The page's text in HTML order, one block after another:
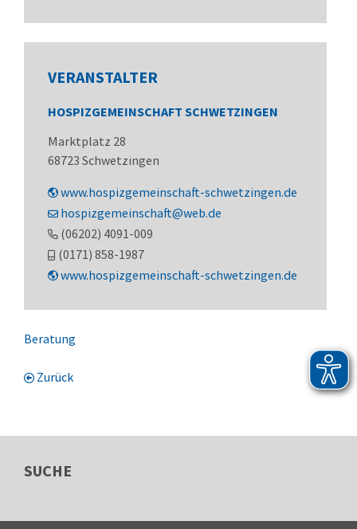
VERANSTALTER
HOSPIZGEMEINSCHAFT SCHWETZINGEN
Marktplatz 28
68723 Schwetzingen
www.hospizgemeinschaft-schwetzingen.de
hospizgemeinschaft@web.de
(06202) 4091-009
(01 71) 858-1987
www.hospizgemeinschaft-schwetzingen.de
Beratung
Zurück
SUCHE